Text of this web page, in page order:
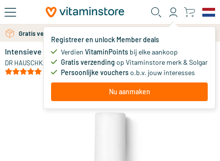
Ga naar de hoofdinhoud
Registreer en unlock Member deals
Verdien VitaminPoints bij elke aankoop
Gratis verzending op Vitaminstore merk & Solgar
Persoonlijke voucherso.b.v. jouw interesses
Nu aanmaken
Gratis verzending vanaf 25 euro
Gratis persoonlijk advies via chat of email
Intensieve Kuur 25+ jaar
DR HAUSCHKA
niet op voorraad
52.